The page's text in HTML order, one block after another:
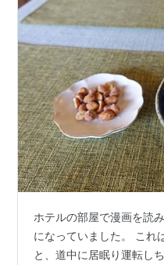
ホテルの部屋で漫画を読
になっていました。 これ
と、道中に居眠り運転し